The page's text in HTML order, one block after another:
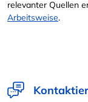
relevanter Quellen
Arbeitsweise.